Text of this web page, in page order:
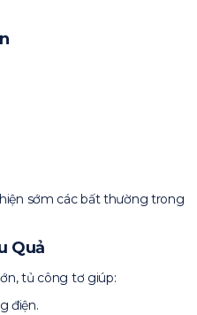
sớm các bất thường trong
Quả
tủ công tơ giúp:
điện.